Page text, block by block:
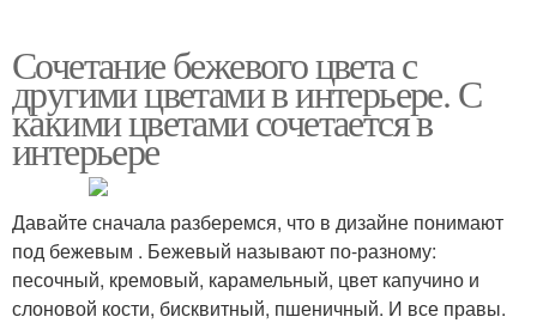
Сочетание бежевого цвета с
другими цветами в интерьере. С
какими цветами сочетается в
интерьере
Давайте сначала разберемся, что в дизайне понимают
под бежевым . Бежевый называют по-разному:
песочный, кремовый, карамельный, цвет капучино и
слоновой кости, бисквитный, пшеничный. И все правы.